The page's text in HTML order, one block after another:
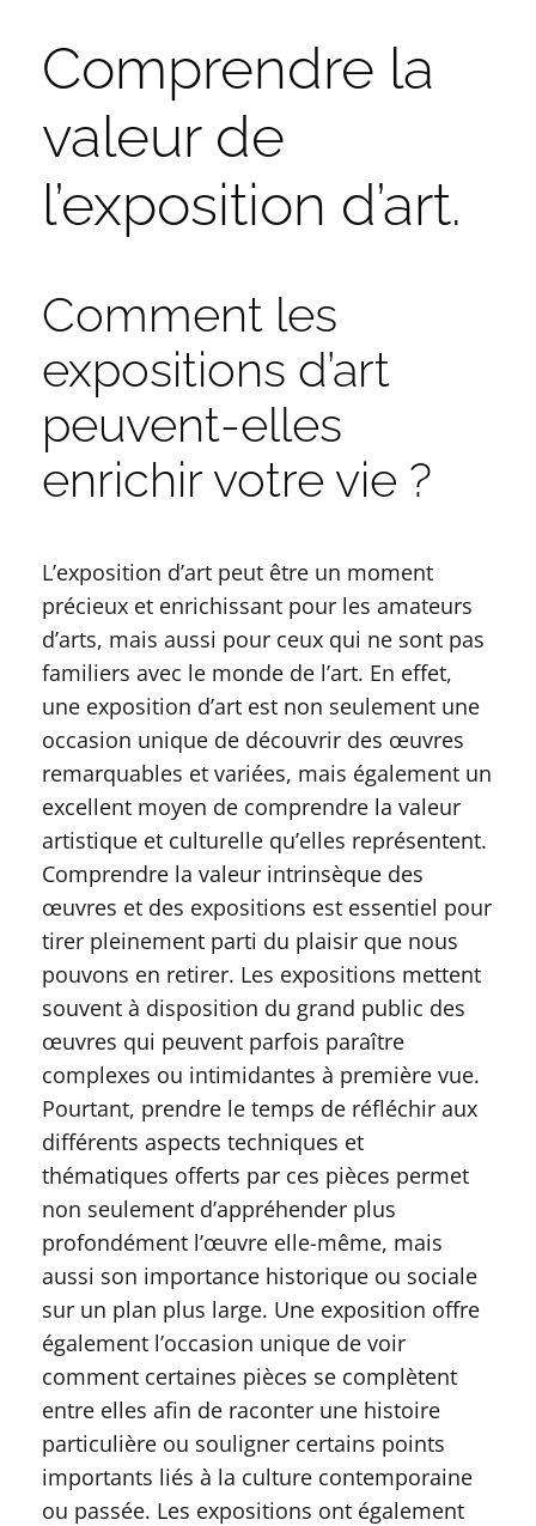
Comprendre la
valeur de
l’exposition d’art.
Comment les
expositions d’art
peuvent-elles
enrichir votre vie ?
L’exposition d’art peut être un moment
précieux et enrichissant pour les amateurs
d’arts, mais aussi pour ceux qui ne sont pas
familiers avec le monde de l’art. En effet,
une exposition d’art est non seulement une
occasion unique de découvrir des œuvres
remarquables et variées, mais également un
excellent moyen de comprendre la valeur
artistique et culturelle qu’elles représentent.
Comprendre la valeur intrinsèque des
œuvres et des expositions est essentiel pour
tirer pleinement parti du plaisir que nous
pouvons en retirer. Les expositions mettent
souvent à disposition du grand public des
œuvres qui peuvent parfois paraître
complexes ou intimidantes à première vue.
Pourtant, prendre le temps de réfléchir aux
différents aspects techniques et
thématiques offerts par ces pièces permet
non seulement d’appréhender plus
profondément l’œuvre elle-même, mais
aussi son importance historique ou sociale
sur un plan plus large. Une exposition offre
également l’occasion unique de voir
comment certaines pièces se complètent
entre elles afin de raconter une histoire
particulière ou souligner certains points
importants liés à la culture contemporaine
ou passée. Les expositions ont également